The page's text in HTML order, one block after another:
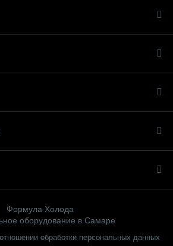
Формула Холода
оборудование в Самаре
обработки персональных данных